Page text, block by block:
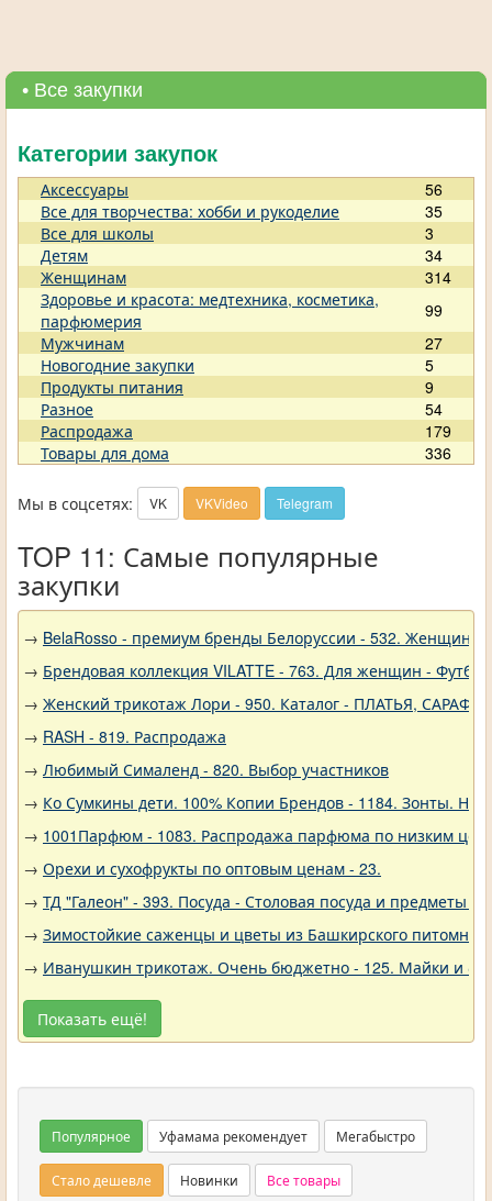
• Все закупки
Категории закупок
Аксессуары
56
Все для творчества: хобби и рукоделие
35
Все для школы
3
Детям
34
Женщинам
314
Здоровье и красота: медтехника, косметика,
парфюмерия
99
Мужчинам
27
Новогодние закупки
5
Продукты питания
9
Разное
54
Распродажа
179
Товары для дома
336
Мы в соцсетях: VK VKVideo Telegram
TOP 11: Самые популярные
закупки
→ BelaRosso - премиум бренды Белоруссии - 532.
→ Брендовая коллекция VILATTE - 763. Для женщин -
→ Женский трикотаж Лори - 950. Каталог - ПЛАТЬЯ,
→ RASH - 819. Распродажа
→ Любимый Сималенд - 820. Выбор участников
→ Ко Сумкины дети. 100% Копии Брендов - 1184. Зонты.
→ 1001Парфюм - 1083. Распродажа парфюма по низким
→ Орехи и сухофрукты по оптовым ценам - 23.
→ ТД "Галеон" - 393. Посуда - Столовая посуда и предметы
→ Зимостойкие саженцы и цветы из Башкирского
→ Иванушкин трикотаж. Очень бюджетно - 125. Майки и
Показать ещё!
Популярное Уфамама рекомендует Мегабыстро
Стало дешевле Новинки Все товары